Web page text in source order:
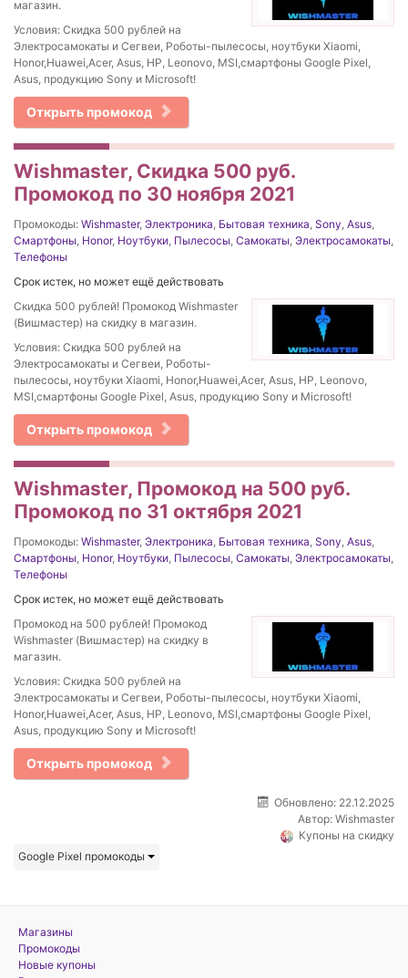
магазин.
Условия: Скидка 500 рублей на
Электросамокаты и Сегвеи, Роботы-пылесосы, ноутбуки Xiaomi,
Honor,Huawei,Acer, Asus, HP, Leonovo, MSI,смартфоны Google Pixel,
Asus, продукцию Sony и Microsoft!
Открыть промокод
Wishmaster, Скидка 500 руб.
Промокод по 30 ноября 2021
Промокоды: Wishmaster, Электроника, Бытовая техника, Sony, Asus,
Смартфоны, Honor, Ноутбуки, Пылесосы, Самокаты, Электросамокаты,
Телефоны
Срок истек, но может ещё действовать
Скидка 500 рублей! Промокод Wishmaster
(Вишмастер) на скидку в магазин.
Условия: Скидка 500 рублей на
Электросамокаты и Сегвеи, Роботы-
пылесосы, ноутбуки Xiaomi, Honor,Huawei,Acer, Asus, HP, Leonovo,
MSI,смартфоны Google Pixel, Asus, продукцию Sony и Microsoft!
Открыть промокод
Wishmaster, Промокод на 500 руб.
Промокод по 31 октября 2021
Промокоды: Wishmaster, Электроника, Бытовая техника, Sony, Asus,
Смартфоны, Honor, Ноутбуки, Пылесосы, Самокаты, Электросамокаты,
Телефоны
Срок истек, но может ещё действовать
Промокод на 500 рублей! Промокод
Wishmaster (Вишмастер) на скидку в
магазин.
Условия: Скидка 500 рублей на
Электросамокаты и Сегвеи, Роботы-пылесосы, ноутбуки Xiaomi,
Honor,Huawei,Acer, Asus, HP, Leonovo, MSI,смартфоны Google Pixel,
Asus, продукцию Sony и Microsoft!
Открыть промокод
Обновлено: 22.12.2025
Автор: Wishmaster
Купоны на скидку
Google Pixel промокоды
Магазины
Промокоды
Новые купоны